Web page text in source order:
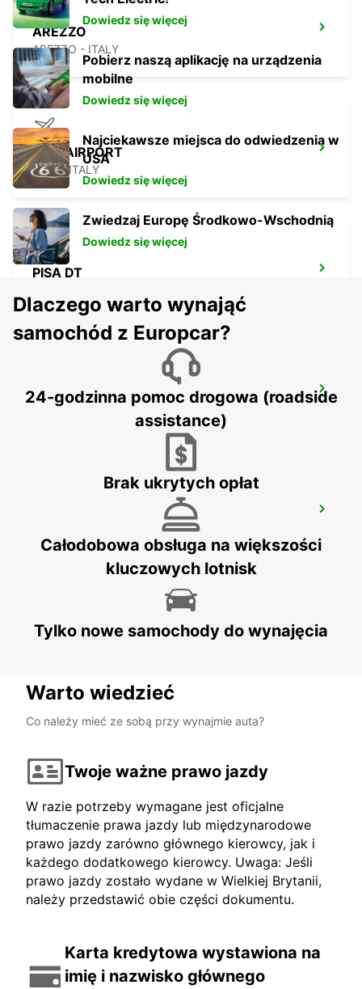
AREZZO
AREZZO - ITALY
PISA AIRPORT
PISA - ITALY
PISA DT
CECINA
CECINA - ITALY
Dowiedz się więcej
Pobierz naszą aplikację na urządzenia
mobilne
Dowiedz się więcej
Najciekawsze miejsca do odwiedzenia w
USA
Dowiedz się więcej
Zwiedzaj Europę Środkowo-Wschodnią
Dowiedz się więcej
Dlaczego warto wynająć
samochód z Europcar?
24-godzinna pomoc drogowa (roadside
assistance)
Brak ukrytych opłat
Całodobowa obsługa na większości
kluczowych lotnisk
Tylko nowe samochody do wynajęcia
Warto wiedzieć
Co należy mieć ze sobą przy wynajmie auta?
Twoje ważne prawo jazdy
W razie potrzeby wymagane jest oficjalne
tłumaczenie prawa jazdy lub międzynarodowe
prawo jazdy zarówno głównego kierowcy, jak i
każdego dodatkowego kierowcy. Uwaga: Jeśli
prawo jazdy zostało wydane w Wielkiej Brytanii,
należy przedstawić obie części dokumentu.
Karta kredytowa wystawiona na
imię i nazwisko głównego